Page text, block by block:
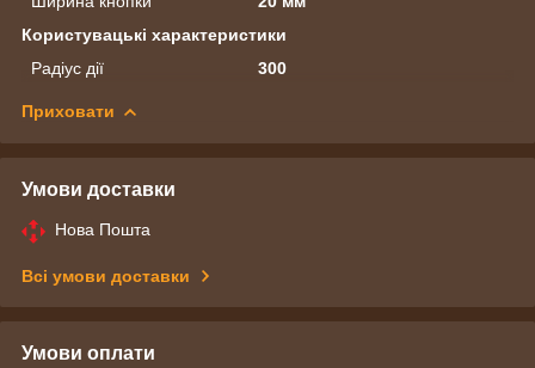
Користувацькi характеристики
Радіус дії
300
Приховати
Умови доставки
Нова Пошта
Всі умови доставки
Умови оплати